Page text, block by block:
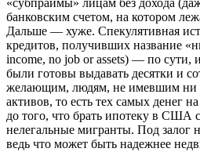
«субпраймы» лицам без дохода
банковским счетом, на котором
Дальше — хуже. Спекулятивная
кредитов, получивших название
income, no job or assets) — по сути,
были готовы выдавать десятки и
желающим, людям, не имевшим ни
активов, то есть тех самых денег
до того, что брать ипотеку в США
нелегальные мигранты. Под залог
ведь что может быть надежнее